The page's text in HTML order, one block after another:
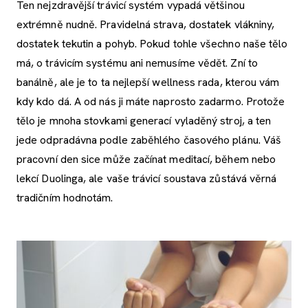
Ten nejzdravější trávicí systém vypadá většinou
extrémně nudně. Pravidelná strava, dostatek vlákniny,
dostatek tekutin a pohyb. Pokud tohle všechno naše tělo
má, o trávicím systému ani nemusíme vědět. Zní to
banálně, ale je to ta nejlepší wellness rada, kterou vám
kdy kdo dá. A od nás ji máte naprosto zadarmo. Protože
tělo je mnoha stovkami generací vyladěný stroj, a ten
jede odpradávna podle zaběhlého časového plánu. Váš
pracovní den sice může začínat meditací, během nebo
lekcí Duolinga, ale vaše trávicí soustava zůstává věrná
tradičním hodnotám.